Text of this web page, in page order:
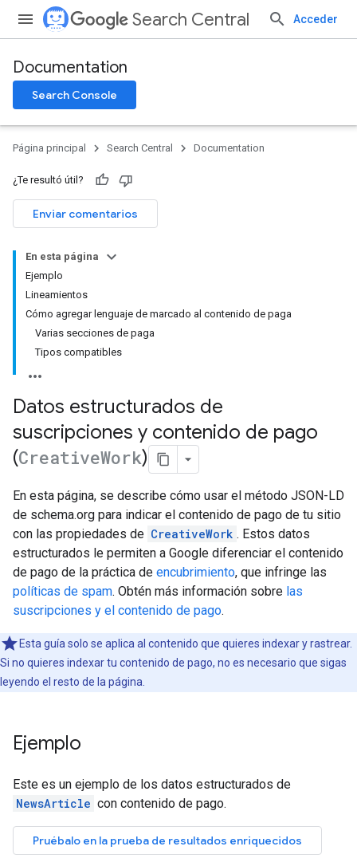
Search Central Acceder
Documentation
Search Console
Página principal Search Central Documentation
¿Te resultó útil?
Enviar comentarios
En esta página
Ejemplo
Lineamientos
Cómo agregar lenguaje de marcado al contenido de paga
Varias secciones de paga
Tipos compatibles
Datos estructurados de
suscripciones y contenido de pago
(CreativeWork)
En esta página, se describe cómo usar el método JSON-LD
de schema.org para indicar el contenido de pago de tu sitio
con las propiedades de CreativeWork . Estos datos
estructurados le permiten a Google diferenciar el contenido
de pago de la práctica de encubrimiento, que infringe las
políticas de spam. Obtén más información sobre las
suscripciones y el contenido de pago.
Esta guía solo se aplica al contenido que quieres indexar y rastrear.
Si no quieres indexar tu contenido de pago, no es necesario que sigas
leyendo el resto de la página.
Ejemplo
Este es un ejemplo de los datos estructurados de
NewsArticle con contenido de pago.